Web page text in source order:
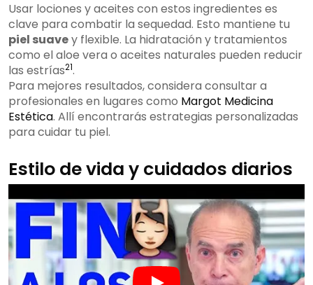
Usar lociones y aceites con estos ingredientes es
clave para combatir la sequedad. Esto mantiene tu
piel suavey flexible. La hidratación y tratamientos
como el aloe vera o aceites naturales pueden reducir
las estrías21.
Para mejores resultados, considera consultar a
profesionales en lugares como Margot Medicina
Estética. Allí encontrarás estrategias personalizadas
para cuidar tu piel.
Estilo de vida y cuidados diarios